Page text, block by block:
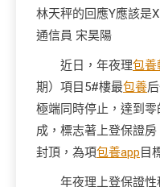
林天秤的回應Y應該是
通信員 宋昊陽
近日，年夜理包養
期）項目5#樓最包養
極端同時停止，達到
成，標志著上登保證房
封頂，為項包養app 目
年夜理上登保證性